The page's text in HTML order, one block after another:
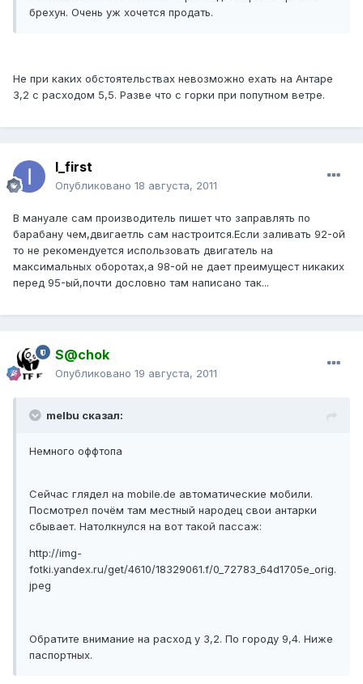
брехун. Очень уж хочется продать.
Не при каких обстоятельствах невозможно ехать на Антаре
3,2 с расходом 5,5. Разве что с горки при попутном ветре.
I_first
Опубликовано 18 августа, 2011
В мануале сам производитель пишет что заправлять по
барабану чем,двигаетль сам настроится.Если заливать 92-ой
то не рекомендуется использовать двигатель на
максимальных оборотах,а 98-ой не дает преимущест никаких
перед 95-ый,почти дословно там написано так...
S@chok
Опубликовано 19 августа, 2011
melbu сказал:
Немного оффтопа
Сейчас глядел на mobile.de автоматические мобили.
Посмотрел почём там местный народец свои антарки
сбывает. Натолкнулся на вот такой пассаж:
http://img-
fotki.yandex.ru/get/4610/18329061.f/0_72783_64d1705e_orig.
jpeg
Обратите внимание на расход у 3,2. По городу 9,4. Ниже
паспортных.